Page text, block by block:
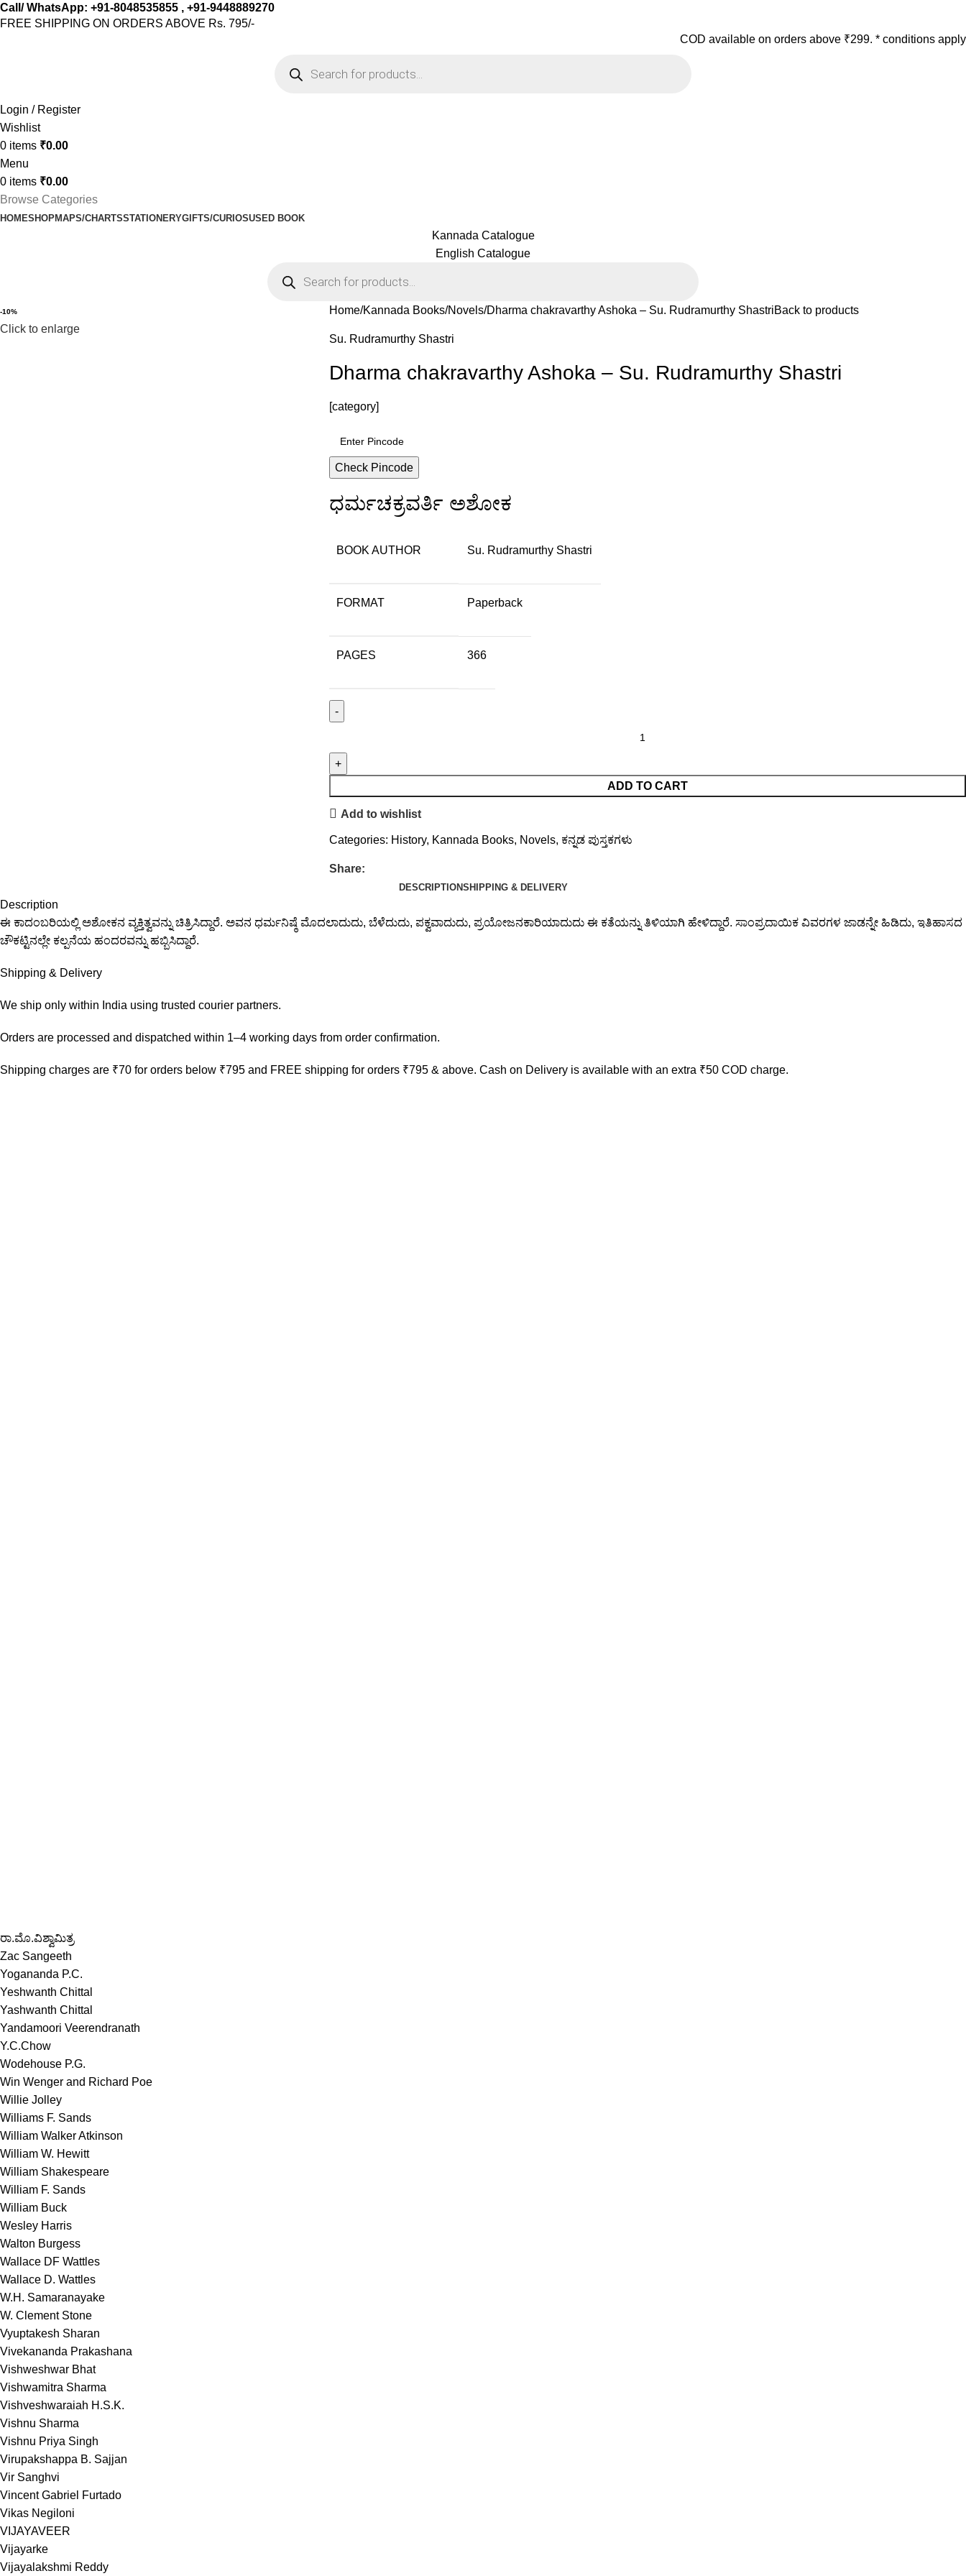
Call/ WhatsApp: +91-8048535855 , +91-9448889270
FREE SHIPPING ON ORDERS ABOVE Rs. 795/-
COD available on orders above ₹299. * conditions apply
Login / Register
Wishlist
0 items ₹0.00
Menu
0 items ₹0.00
Browse Categories
HOMESHOPMAPS/CHARTSSTATIONERYGIFTS/CURIOSUSED BOOK
Kannada Catalogue
English Catalogue
-10%
Click to enlarge
Home Kannada Books Novels Dharma chakravarthy Ashoka – Su. Rudramurthy ShastriBack to products
Su. Rudramurthy Shastri
Dharma chakravarthy Ashoka – Su. Rudramurthy Shastri
[category]
Check Pincode
ಧರ್ಮಚಕ್ರವರ್ತಿ ಅಶೋಕ
BOOK AUTHOR Su. Rudramurthy Shastri
FORMAT Paperback
PAGES 366
ADD TO CART
Add to wishlist
Categories: History, Kannada Books, Novels, ಕನ್ನಡ ಪುಸ್ತಕಗಳು
Share:
DESCRIPTIONSHIPPING & DELIVERY
Description
ಈ ಕಾದಂಬರಿಯಲ್ಲಿ ಅಶೋಕನ ವ್ಯಕ್ತಿತ್ವವನ್ನು ಚಿತ್ರಿಸಿದ್ದಾರೆ. ಅವನ ಧರ್ಮನಿಷ್ಠೆ ಮೊದಲಾದುದು, ಬೆಳೆದುದು, ಪಕ್ವವಾದುದು, ಪ್ರಯೋಜನಕಾರಿಯಾದುದು ಈ ಕತೆಯನ್ನು ತಿಳಿಯಾಗಿ ಹೇಳಿದ್ದಾರೆ. ಸಾಂಪ್ರದಾಯಿಕ ವಿವರಗಳ ಜಾಡನ್ನೇ ಹಿಡಿದು, ಇತಿಹಾಸದ
ಚೌಕಟ್ಟಿನಲ್ಲೇ ಕಲ್ಪನೆಯ ಹಂದರವನ್ನು ಹಬ್ಬಿಸಿದ್ದಾರೆ.
Shipping & Delivery
We ship only within India using trusted courier partners.
Orders are processed and dispatched within 1–4 working days from order confirmation.
Shipping charges are ₹70 for orders below ₹795 and FREE shipping for orders ₹795 & above. Cash on Delivery is available with an extra ₹50 COD charge.
ರಾ.ಮೊ.ವಿಶ್ವಾಮಿತ್ರ
Zac Sangeeth
Yogananda P.C.
Yeshwanth Chittal
Yashwanth Chittal
Yandamoori Veerendranath
Y.C.Chow
Wodehouse P.G.
Win Wenger and Richard Poe
Willie Jolley
Williams F. Sands
William Walker Atkinson
William W. Hewitt
William Shakespeare
William F. Sands
William Buck
Wesley Harris
Walton Burgess
Wallace DF Wattles
Wallace D. Wattles
W.H. Samaranayake
W. Clement Stone
Vyuptakesh Sharan
Vivekananda Prakashana
Vishweshwar Bhat
Vishwamitra Sharma
Vishveshwaraiah H.S.K.
Vishnu Sharma
Vishnu Priya Singh
Virupakshappa B. Sajjan
Vir Sanghvi
Vincent Gabriel Furtado
Vikas Negiloni
VIJAYAVEER
Vijayarke
Vijayalakshmi Reddy